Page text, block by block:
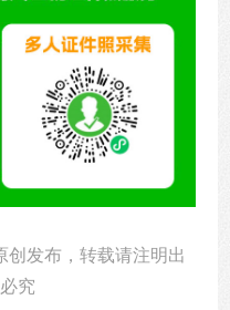
创发布，转载请注明出
究